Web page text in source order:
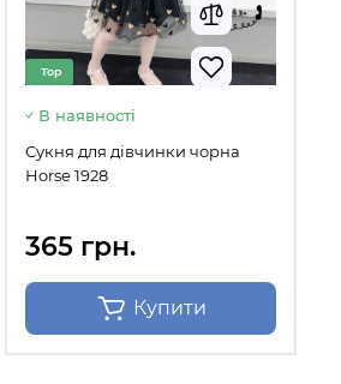
Top
В наявності
Сукня для дівчинки чорна
Horse 1928
365 грн.
Купити